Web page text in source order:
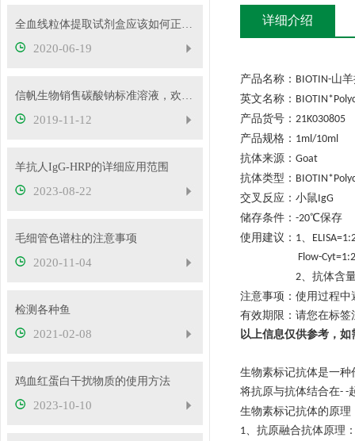
全血线粒体提取试剂盒应该如何正确使用
2020-06-19
信帆生物销售碳酸钠标准溶液，欢迎抢购
2019-11-12
羊抗人IgG-HRP的详细应用范围
2023-08-22
毛细管色谱柱的注意事项
2020-11-04
检测各种鱼
2021-02-08
鸡血红蛋白干扰物质的使用方法
2023-10-10
详细介绍
产品名称： BIOTIN-山
英文名称：
产品货号： 21K030805
产品规格： 1ml/10ml
抗体来源： Goat
抗体类型：
交叉反应： 小鼠IgG
储存条件： -20℃保存
使用建议： 1、
Flow-
2、抗体含
注意事项：使用过程
有效期限：请您在标
以上信息仅供参考，
生物素标记抗体是一
将抗原与抗体结合在- -
生物素标记抗体的原理
1、抗原融合抗体原理